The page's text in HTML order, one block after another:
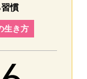
慣
生き方